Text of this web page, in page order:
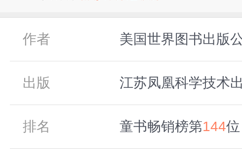
作者 美国世界图书出版
出版 江苏凤凰科学技术
排名 童书畅销榜第144位